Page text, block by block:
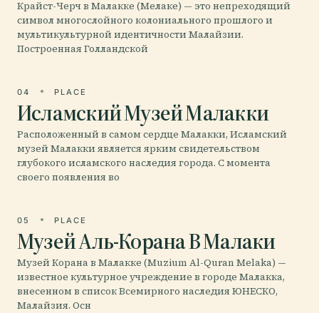
Крайст-Черч в Малакке (Мелаке) — это непреходящий
символ многослойного колониального прошлого и
мультикультурной идентичности Малайзии.
Построенная Голландской
04 PLACE
Исламский Музей Малакки
Расположенный в самом сердце Малакки, Исламский
музей Малакки является ярким свидетельством
глубокого исламского наследия города. С момента
своего появления во
05 PLACE
Музей Аль-Корана В Малаки
Музей Корана в Малакке (Muzium Al-Quran Melaka) —
известное культурное учреждение в городе Малакка,
внесенном в список Всемирного наследия ЮНЕСКО,
Малайзия. Осн